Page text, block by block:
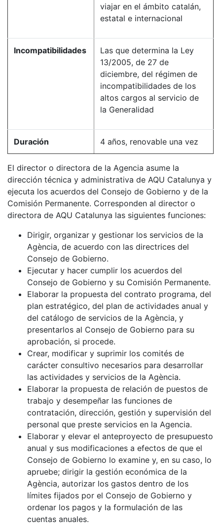
viajar en el ámbito catalán,
estatal e internacional
Incompatibilidades
Las que determina la Ley
13/2005, de 27 de
diciembre, del régimen de
incompatibilidades de los
altos cargos al servicio de
la Generalidad
Duración 4 años, renovable una vez
El director o directora de la Agencia asume la
dirección técnica y administrativa de AQU Catalunya y
ejecuta los acuerdos del Consejo de Gobierno y de la
Comisión Permanente. Corresponden al director o
directora de AQU Catalunya las siguientes funciones:
Dirigir, organizar y gestionar los servicios de la
Agència, de acuerdo con las directrices del
Consejo de Gobierno.
Ejecutar y hacer cumplir los acuerdos del
Consejo de Gobierno y su Comisión Permanente.
Elaborar la propuesta del contrato programa, del
plan estratégico, del plan de actividades anual y
del catálogo de servicios de la Agència, y
presentarlos al Consejo de Gobierno para su
aprobación, si procede.
Crear, modificar y suprimir los comités de
carácter consultivo necesarios para desarrollar
las actividades y servicios de la Agència.
Elaborar la propuesta de relación de puestos de
trabajo y desempeñar las funciones de
contratación, dirección, gestión y supervisión del
personal que preste servicios en la Agencia.
Elaborar y elevar el anteproyecto de presupuesto
anual y sus modificaciones a efectos de que el
Consejo de Gobierno lo examine y, en su caso, lo
apruebe; dirigir la gestión económica de la
Agència, autorizar los gastos dentro de los
límites fijados por el Consejo de Gobierno y
ordenar los pagos y la formulación de las
cuentas anuales.